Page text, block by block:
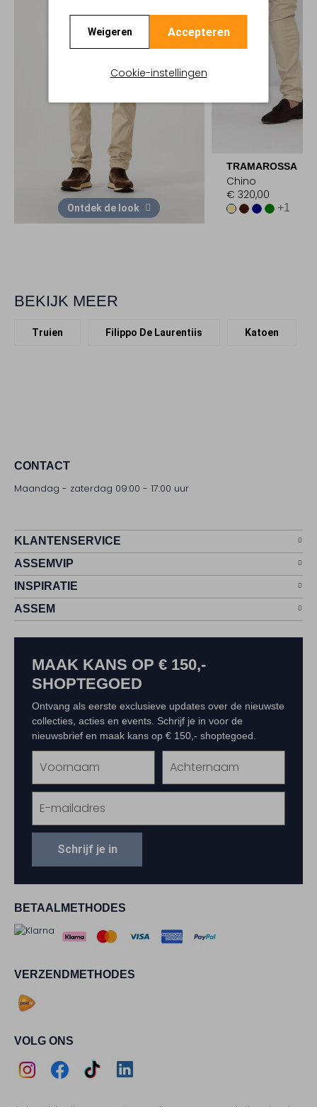
Weigeren Accepteren
Cookie-instellingen
Ontdek de look
TRAMAROSSA
Chino
€ 320,00
+1
BEKIJK MEER
Truien Filippo De Laurentiis Katoen
CONTACT
Maandag - zaterdag 09:00 - 17:00 uur
KLANTENSERVICE
ASSEMVIP
INSPIRATIE
ASSEM
BETAALMETHODES
VERZENDMETHODES
VOLG ONS
MAAK KANS OP € 150,-
SHOPTEGOED
Ontvang als eerste exclusieve updates over de nieuwste
collecties, acties en events. Schrijf je in voor de
nieuwsbrief en maak kans op € 150,- shoptegoed.
Schrijf je in